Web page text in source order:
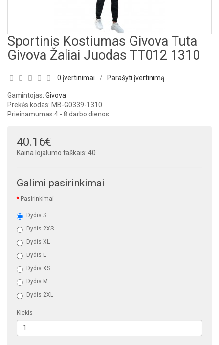
Sportinis Kostiumas Givova Tuta
Givova Žaliai Juodas TT012 1310
0 įvertinimai / Parašyti įvertinimą
Gamintojas: Givova
Prekės kodas: MB-G0339-1310
Prieinamumas:4 - 8 darbo dienos
40.16€
Kaina lojalumo taškais: 40
Galimi pasirinkimai
Pasirinkimai
Dydis S
Dydis 2XS
Dydis XL
Dydis L
Dydis XS
Dydis M
Dydis 2XL
Kiekis